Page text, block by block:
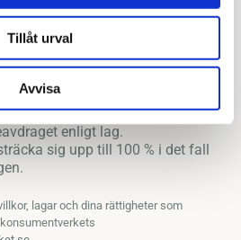
Tillåt urval
Avvisa
Tiden för ångerrätten
varan. Om du vill returnera
du bifoga kvitto/faktura med
de returnerade produkterna ska
varor returneras kommer vi
av varan. Du kommer att få en
enligt lag.
sig upp till 100 % i det fall
lagar och dina rättigheter som